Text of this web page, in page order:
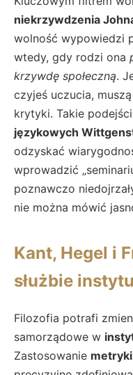
niekrzywdzenia
wolność wypowiedzi
wtedy, gdy rodzi ona
krzywdę społeczną.
czyjeś uczucia,
krytyki. Takie
językowych
odzyskać
wprowadzić
poznawczo
nie można mówić
Kant, Hegel i
służbie
Filozofia potrafi
samorządowe w
Zastosowanie